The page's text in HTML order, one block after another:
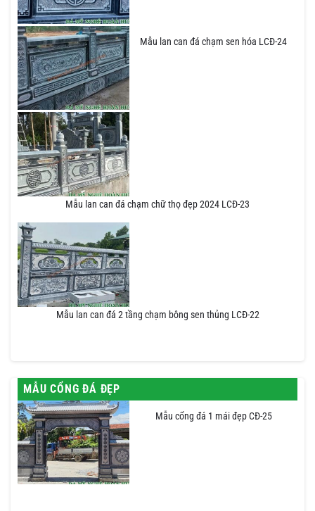
Mẫu lan can đá chạm sen hóa LCĐ-24
Mẫu lan can đá chạm chữ thọ đẹp 2024 LCĐ-23
Mẫu lan can đá 2 tầng chạm bông sen thủng LCĐ-22
MẪU CỔNG ĐÁ ĐẸP
Mẫu cổng đá 1 mái đẹp CĐ-25